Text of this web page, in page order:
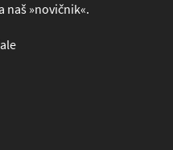
naš »novičnik«.